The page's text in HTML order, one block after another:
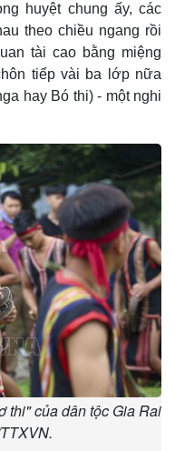
huyệt chung ấy, các
theo chiều ngang rồi
tài cao bằng miệng
tiếp vài ba lớp nữa
hay Bó thi) - một nghi
thi" của dân tộc Gia Rai